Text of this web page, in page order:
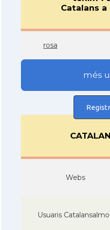
Catalans a
rosa
més
Webs
Usuaris